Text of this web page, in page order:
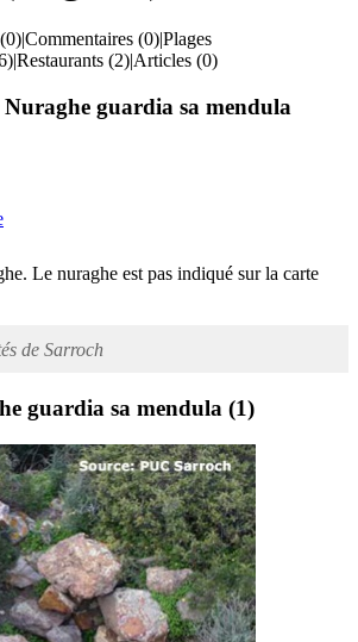
(0)|Commentaires (0)|Plages
|Restaurants (2)|Articles (0)
guardia sa mendula
Le nuraghe est pas indiqué sur la carte
de Sarroch
guardia sa mendula (1)